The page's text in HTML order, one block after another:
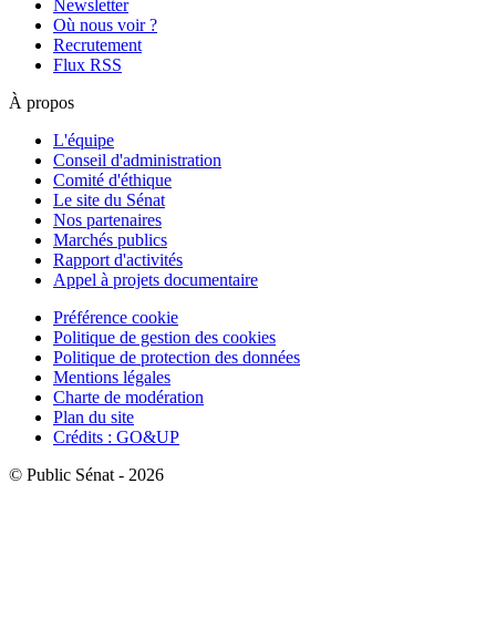
Newsletter
Où nous voir ?
Recrutement
Flux RSS
À propos
L'équipe
Conseil d'administration
Comité d'éthique
Le site du Sénat
Nos partenaires
Marchés publics
Rapport d'activités
Appel à projets documentaire
Préférence cookie
Politique de gestion des cookies
Politique de protection des données
Mentions légales
Charte de modération
Plan du site
Crédits : GO&UP
© Public Sénat - 2026